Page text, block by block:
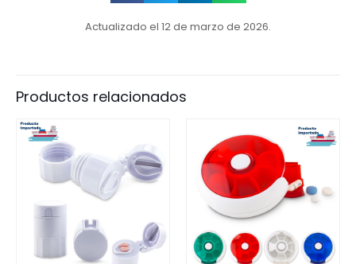
Actualizado el 12 de marzo de 2026.
Productos relacionados